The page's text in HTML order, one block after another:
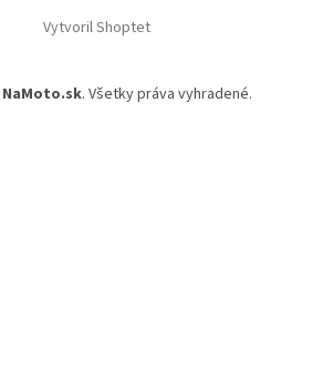
Vytvoril Shoptet
NaMoto.sk. Všetky práva vyhradené.